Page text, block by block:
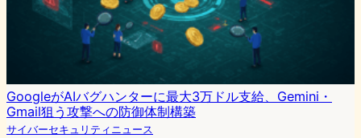
GoogleがAIバグハンターに最大3万ドル支給、Gemini・
Gmail狙う攻撃への防御体制構築
サイバーセキュリティニュース